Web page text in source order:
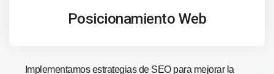
Posicionamiento Web
Implementamos estrategias de SEO para mejorar la